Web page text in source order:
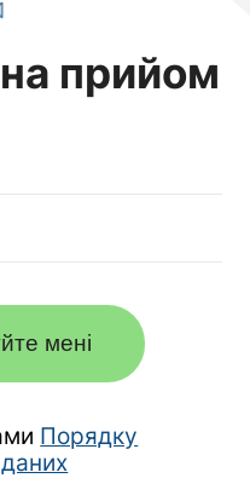
прийом
мені
Порядку